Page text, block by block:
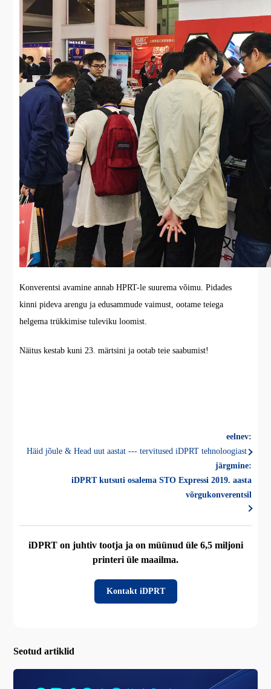
Konverentsi avamine annab HPRT-le suurema võimu. Pidades
kinni pideva arengu ja edusammude vaimust, ootame teiega
helgema trükkimise tuleviku loomist.
Näitus kestab kuni 23. märtsini ja ootab teie saabumist!
eelnev:
Häid jõule & Head uut aastat --- tervitused iDPRT tehnoloogiast
järgmine:
iDPRT kutsuti osalema STO Expressi 2019. aasta
võrgukonverentsil
iDPRT on juhtiv tootja ja on müünud üle 6,5 miljoni
printeri üle maailma.
Kontakt iDPRT
Seotud artiklid